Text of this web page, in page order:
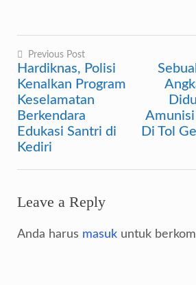
Navigasi
pos
Previous Post
Hardiknas, Polisi
Kenalkan Program
Keselamatan
Berkendara
Edukasi Santri di
Kediri
Di Tol
Leave a Reply
Anda harus masuk untuk